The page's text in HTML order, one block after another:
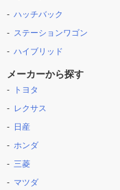
ハッチバック
ステーションワゴン
ハイブリッド
メーカーから探す
トヨタ
レクサス
日産
ホンダ
三菱
マツダ